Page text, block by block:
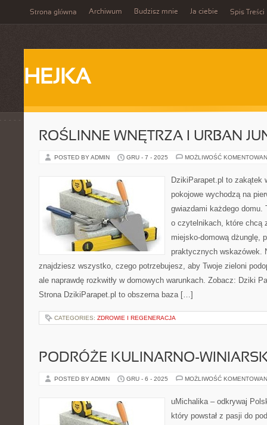
Strona główna Archiwum Budzisz mnie Ja ciebie Spis Treści
HEJKA
ROŚLINNE WNĘTRZA I URBAN
POSTED BY ADMIN GRU - 7 - 2025 MOŻLIWOŚĆ
DzikiParapet.pl to zakątek
pokojowe wychodzą na
gwiazdami każdego
o czytelnikach, które chcą
miejsko-domową dżunglę,
praktycznych wskazówek.
znajdziesz wszystko, czego potrzebujesz, aby Twoje zieloni
ale naprawdę rozkwitły w domowych warunkach. Zobacz: Dziki
Strona DzikiParapet.pl to obszerna baza […]
CATEGORIES: ZDROWIE I REGENERACJA
PODRÓŻE KULINARNO-
POSTED BY ADMIN GRU - 6 - 2025 MOŻLIWOŚĆ
uMichalika – odkrywaj
który powstał z pasji do